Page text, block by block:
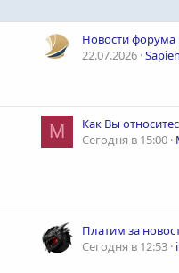
Новости форума
22.07.2026
M
Сегодня в 15:00
Платим за
Сегодня в 12:53